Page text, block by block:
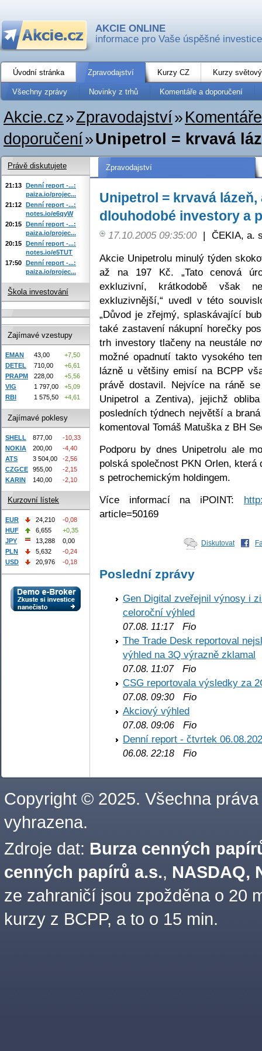
AKCIE ONLINE
informace pro Vaše úspěšné investice
Úvodní stránka Zpravodajství Kurzy CZ Kurzy
Všechny zprávy Novinky z trhů Komentáře a doporučení
Akcie.cz»Zpravodajství»
doporučení»Unipetrol = krvavá
Zpravodajství
Unipetrol = krvavá
dlouhodobé investory a
17.10.2005 09:35:00 | ČEKIA, a.
Akcie Unipetrolu minulý týden
až na 197 Kč. „Tato cenová
exkluzivní, krátkodobě však
exkluzivnější,“ uvedl v této
„Důvod je zřejmý, splaskávající
také zastavení nákupní horečky
trh investory tlačeny na neustále
možné opadnutí takto vysokého
lázně u většiny emisí na BCPP
právě dostavil. Nejvíce na ráně
Unipetrol a Zentiva), jejichž
posledních týdnech největší a
komentoval Tomáš Matuška z BH
Podporu by dnes Unipetrolu ale
polská společnost PKN Orlen,
s petrochemickým holdingem.
Více informací na iPOINT:
article=50169
Diskutovat
Poslední zprávy
Gen Digital zveřejnil výnosy i
celoroční výhled
07.08. 11:17Fio
The Trade Desk reportoval
výhled na 3Q výrazně zklamal
07.08. 11:07Fio
CSG reportovala výsledky za
07.08. 09:30 Fio
Akciový výhled
07.08. 09:06 Fio
Denní report - čtvrtek
06.08. 22:18 Fio
Právě diskutujete
21:13 Denní report -...:
paiza.io/projec...
21:12 Denní report -...:
notes.io/e6qyW
20:15 Denní report -...:
paiza.io/projec...
20:15 Denní report -...:
notes.io/e5TUT
17:50 Denní report -...:
paiza.io/projec...
Škola investování
Zajímavé vzestupy
EMAN 43,00
+7,50
DETEL
710,00
+6,61
PRAPM
228,00
+5,56
VIG
1 797,00
+5,09
RBI
1 575,50 +4,61
Zajímavé poklesy
SHELL 877,00
-10,33
NOKIA
200,00
-4,40
ATS
3 504,00
-2,56
CZGCE
955,00
-2,15
KARIN
140,00 -2,10
Kurzovní lístek
EUR 24,210
-0,08
HUF
6,655
+0,35
JPY
13,288
0,00
PLN
5,632
-0,24
USD
20,976 -0,18
Copyright © 2025. Všechna práva
vyhrazena.
Zdroje dat: Burza cenných
cenných papírů a.s., NASDAQ,
ze zahraničí jsou zpožděna o 20
kurzy z BCPP, a to o 15 min.